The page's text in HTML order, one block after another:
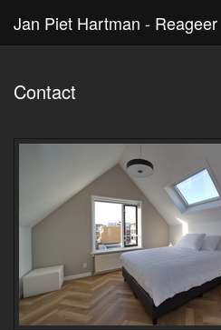
Jan Piet Hartman - Reageer
Contact